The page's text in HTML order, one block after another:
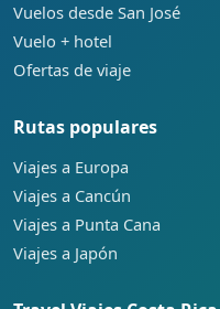
Vuelos desde San José
Vuelo + hotel
Ofertas de viaje
Rutas populares
Viajes a Europa
Viajes a Cancún
Viajes a Punta Cana
Viajes a Japón